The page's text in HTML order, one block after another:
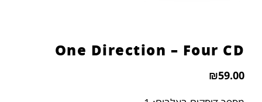
One Direction – Four CD
₪59.00